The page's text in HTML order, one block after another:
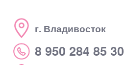
г. Владивосток
8 950 284 85 30